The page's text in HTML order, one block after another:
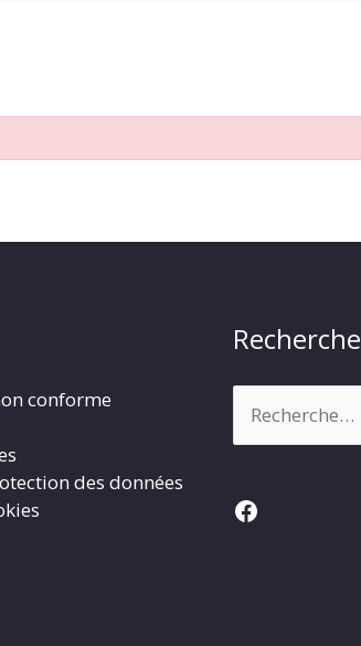
conforme
des données
Recherche
Facebook